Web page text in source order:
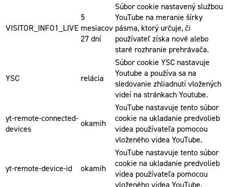
VISITOR_INFO1_LIVE
5
mesiacov
27 dní
Súbor cookie nastavený službou
YouTube na meranie šírky
pásma, ktorý určuje, či
používateľ získa nové alebo
staré rozhranie prehrávača.
YSC relácia
Súbor cookie YSC nastavuje
Youtube a používa sa na
sledovanie zhliadnutí vložených
videí na stránkach Youtube.
yt-remote-connected-
devices
okamih
YouTube nastavuje tento súbor
cookie na ukladanie predvolieb
videa používateľa pomocou
vloženého videa YouTube.
yt-remote-device-id okamih
YouTube nastavuje tento súbor
cookie na ukladanie predvolieb
videa používateľa pomocou
vloženého videa YouTube.